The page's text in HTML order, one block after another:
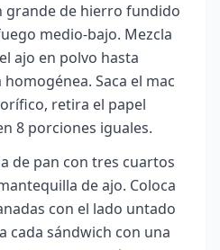
grande de hierro fundido
medio-bajo. Mezcla
ajo en polvo hasta
Saca el mac
retira el papel
8 porciones iguales.
de pan con tres cuartos
de ajo. Coloca
con el lado untado
cada sándwich con una